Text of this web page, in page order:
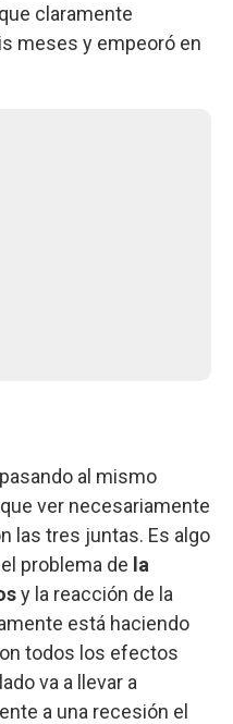
claramente
meses y empeoró en
al mismo
ver necesariamente
las tres juntas. Es algo
problema de la
y la reacción de la
está haciendo
todos los efectos
va a llevar a
a una recesión el